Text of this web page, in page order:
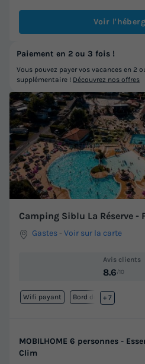
Voir
Camping Siblu La Réserve -
Gastes -Voir sur la carte
Avis clients
8.6/10
Wifi payant Bord de mer
+ 7
MOBILHOME 6 personnes -
Clim
Paiement en 2 ou 3 fois !
Vous pouvez payer vos vacances en 2
supplémentaire ! Découvrez nos offres